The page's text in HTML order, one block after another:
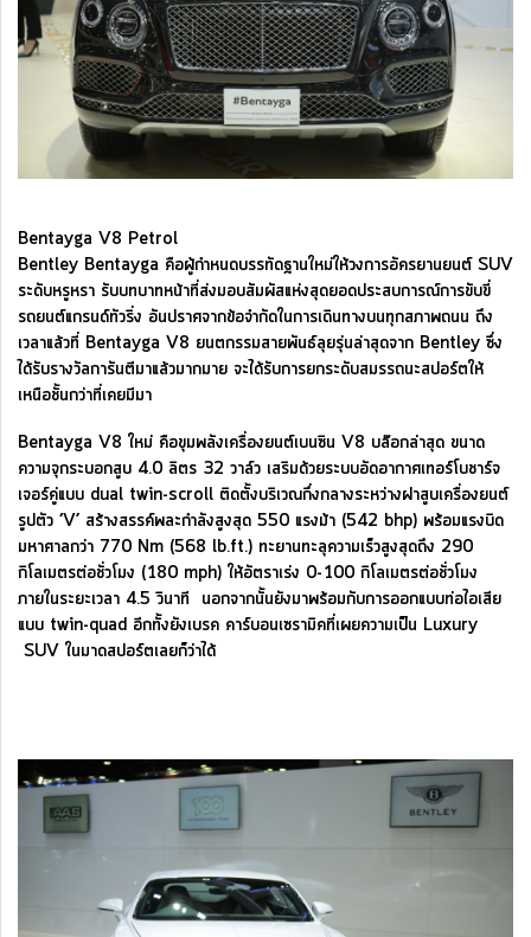
Bentayga V8 Petrol
Bentley Bentayga คือผู้กำหนดบรรทัดฐานใหม่ให้วงการอัครยานยนต์ SUV
ระดับหรูหรา รับบทบาทหน้าที่ส่งมอบสัมผัสแห่งสุดยอดประสบการณ์การขับขี่
รถยนต์แกรนด์ทัวริ่ง อันปราศจากข้อจำกัดในการเดินทางบนทุกสภาพถนน ถึง
เวลาแล้วที่ Bentayga V8 ยนตกรรมสายพันธ์ลุยรุ่นล่าสุดจาก Bentley ซึ่ง
ได้รับรางวัลการันตีมาแล้วมากมาย จะได้รับการยกระดับสมรรถนะสปอร์ตให้
เหนือชั้นกว่าที่เคยมีมา
Bentayga V8 ใหม่ คือขุมพลังเครื่องยนต์เบนซิน V8 บล๊อกล่าสุด ขนาด
ความจุกระบอกสูบ 4.0 ลิตร 32 วาล์ว เสริมด้วยระบบอัดอากาศเทอร์โบชาร์จ
เจอร์คู่แบบ dual twin-scroll ติดตั้งบริเวณกึ่งกลางระหว่างฝาสูบเครื่องยนต์
รูปตัว ‘V’ สร้างสรรค์พละกำลังสูงสุด 550 แรงม้า (542 bhp) พร้อมแรงบิด
มหาศาลกว่า 770 Nm (568 lb.ft.) ทะยานทะลุความเร็วสูงสุดถึง 290
กิโลเมตรต่อชั่วโมง (180 mph) ให้อัตราเร่ง 0-100 กิโลเมตรต่อชั่วโมง
ภายในระยะเวลา 4.5 วินาที นอกจากนั้นยังมาพร้อมกับการออกแบบท่อไอเสีย
แบบ twin-quad อีกทั้งยังเบรค คาร์บอนเซรามิคที่เผยความเป็น Luxury
SUV ในมาดสปอร์ตเลยก็ว่าได้